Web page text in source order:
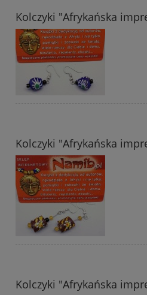
Kolczyki "Afrykańska
Kolczyki "Afrykańska
Kolczyki "Afrykańska